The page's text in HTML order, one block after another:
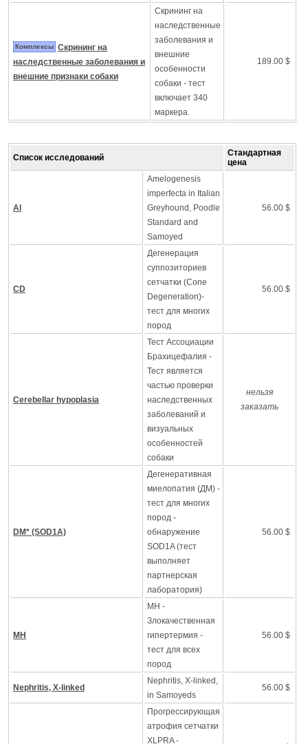
Комплексы Скрининг на
наследственные заболевания и
внешние признаки собаки
Скрининг на
наследственные
заболевания и
внешние
особенности
собаки - тест
включает 340
маркера.
189.00 $
Список исследований
Стандартная
цена
AI
Amelogenesis
imperfecta in Italian
Greyhound, Poodle
Standard and
Samoyed
56.00 $
CD
Дегенерация
суппозиториев
сетчатки (Cone
Degeneration)-
тест для многих
пород
56.00 $
Cerebellar hypoplasia
Тест Ассоциации
Брахицефалия -
Тест является
частью проверки
наследственных
заболеваний и
визуальных
особенностей
собаки
нельзя
заказать
DM* (SOD1A)
Дегенеративная
миелопатия (ДМ) -
тест для многих
пород -
обнаружение
SOD1A (тест
выполняет
партнерская
лаборатория)
56.00 $
MH
MH -
Злокачественная
гипертермия -
тест для всех
пород
56.00 $
Nephritis, X-linked
Nephritis, X-linked,
in Samoyeds
56.00 $
Прогрессирующая
атрофия сетчатки
XLPRA -